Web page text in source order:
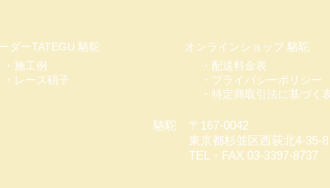
ダーTATEGU 駱駝
・施工例
・レース硝子
オンラインショップ 駱駝
・配送料金表
・プライバシーポリシー
・ 特定商取引法に基づく
駱駝 〒167‐0042
東京都杉並区西荻北4-35-8
TEL・FAX 03-3397-8737